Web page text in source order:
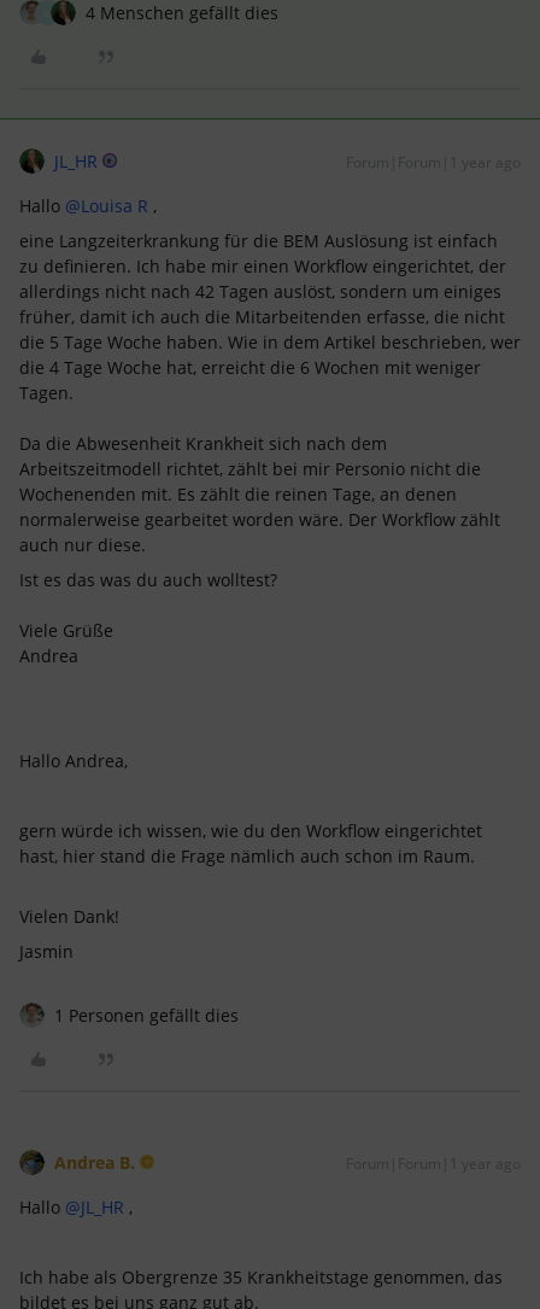
M 4 Menschen gefällt dies
JL_HR Forum|Forum|1 year ago
Hallo ​ @Louisa R ,
eine Langzeiterkrankung für die BEM Auslösung ist einfach
zu definieren. Ich habe mir einen Workflow eingerichtet, der
allerdings nicht nach 42 Tagen auslöst, sondern um einiges
früher, damit ich auch die Mitarbeitenden erfasse, die nicht
die 5 Tage Woche haben. Wie in dem Artikel beschrieben, wer
die 4 Tage Woche hat, erreicht die 6 Wochen mit weniger
Tagen.
Da die Abwesenheit Krankheit sich nach dem
Arbeitszeitmodell richtet, zählt bei mir Personio nicht die
Wochenenden mit. Es zählt die reinen Tage, an denen
normalerweise gearbeitet worden wäre. Der Workflow zählt
auch nur diese.
Ist es das was du auch wolltest?
Viele Grüße
Andrea
Hallo Andrea,
gern würde ich wissen, wie du den Workflow eingerichtet
hast, hier stand die Frage nämlich auch schon im Raum.
Vielen Dank!
Jasmin
1 Personen gefällt dies
Andrea B. Forum|Forum|1 year ago
Hallo ​ @JL_HR ,
Ich habe als Obergrenze 35 Krankheitstage genommen, das
bildet es bei uns ganz gut ab.